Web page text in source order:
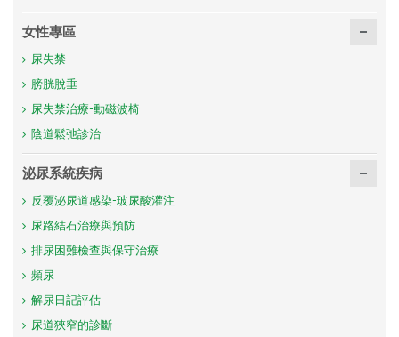
女性專區
尿失禁
膀胱脫垂
尿失禁治療-動磁波椅
陰道鬆弛診治
泌尿系統疾病
反覆泌尿道感染-玻尿酸灌注
尿路結石治療與預防
排尿困難檢查與保守治療
頻尿
解尿日記評估
尿道狹窄的診斷